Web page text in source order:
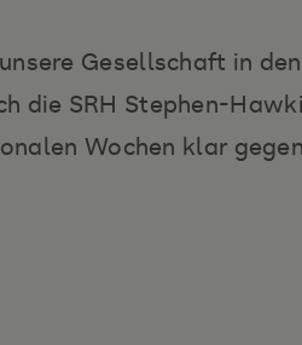
Gesellschaft in
die SRH Stephen-
Wochen klar